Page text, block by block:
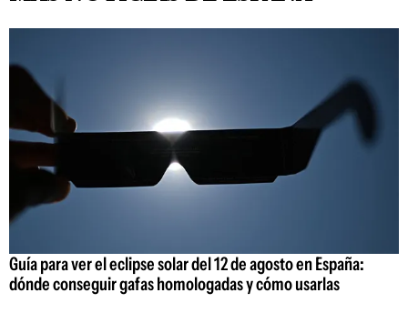
Guía para ver el eclipse solar del 12 de agosto en España:
dónde conseguir gafas homologadas y cómo usarlas